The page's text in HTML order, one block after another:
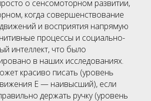
о сенсомоторном развитии,
когда совершенствование
и восприятия напрямую
процессы и социально-
интеллект, что было
в наших исследованиях.
красиво писать (уровень
Е — наивысший), если
держать ручку (уровень